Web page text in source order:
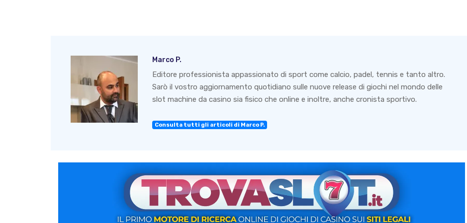
Marco P.
Editore professionista appassionato di sport come calcio, padel, tennis e tanto altro.
Sarò il vostro aggiornamento quotidiano sulle nuove release di giochi nel mondo delle
slot machine da casino sia fisico che online e inoltre, anche cronista sportivo.
Consulta tutti gli articoli di Marco P.